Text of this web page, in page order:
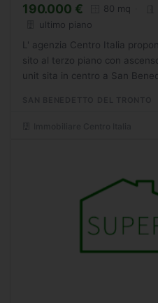
190.000 € 80 mq
ultimo piano
L' agenzia Centro Italia
sito al terzo piano con
unit sita in centro a San